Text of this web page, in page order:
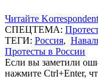
Читайте
СПЕЦТЕМА:
ТЕГИ: Россия,
Протесты в России
Если вы заметили
нажмите Ctrl+Enter,